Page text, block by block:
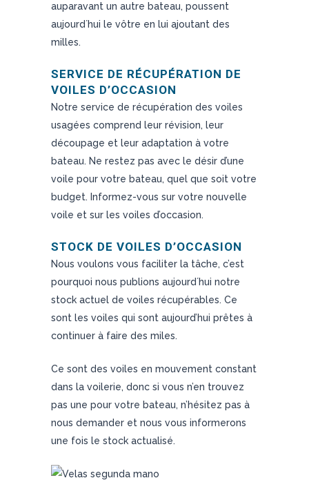
auparavant un autre bateau, poussent
aujourd´hui le vôtre en lui ajoutant des
milles.
SERVICE DE RÉCUPÉRATION DE
VOILES D’OCCASION
Notre service de récupération des voiles
usagées comprend leur révision, leur
découpage et leur adaptation à votre
bateau. Ne restez pas avec le désir d’une
voile pour votre bateau, quel que soit votre
budget. Informez-vous sur votre nouvelle
voile et sur les voiles d’occasion.
STOCK DE VOILES D’OCCASION
Nous voulons vous faciliter la tâche, c’est
pourquoi nous publions aujourd´hui notre
stock actuel de voiles récupérables. Ce
sont les voiles qui sont aujourd’hui prêtes à
continuer à faire des miles.
Ce sont des voiles en mouvement constant
dans la voilerie, donc si vous n’en trouvez
pas une pour votre bateau, n’hésitez pas à
nous demander et nous vous informerons
une fois le stock actualisé.